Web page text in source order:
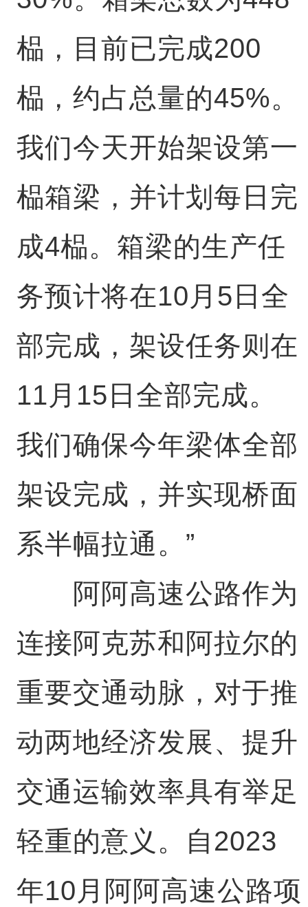
榀，目前已完成200
榀，约占总量的45%。
我们今天开始架设第一
榀箱梁，并计划每日完
成4榀。箱梁的生产任
务预计将在10月5日全
部完成，架设任务则在
11月15日全部完成。
我们确保今年梁体全部
架设完成，并实现桥面
系半幅拉通。”
阿阿高速公路作为
连接阿克苏和阿拉尔的
重要交通动脉，对于推
动两地经济发展、提升
交通运输效率具有举足
轻重的意义。自2023
年10月阿阿高速公路项